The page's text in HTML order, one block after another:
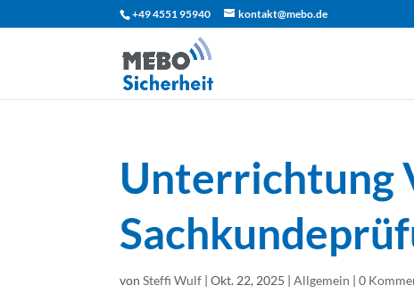
+49 4551 95940 kontakt@mebo.de
Unterrichtung
vonSteffi Wulf |Okt. 22, 2025 |Allgemein |0